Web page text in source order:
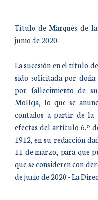
Título de Marqués de
junio de 2020.
La sucesión en el título
sido solicitada por doña
por fallecimiento de
Molleja, lo que se
contados a partir de la
efectos del artículo 6.º
1912, en su redacción
11 de marzo, para que
que se consideren con
de junio de 2020.- La